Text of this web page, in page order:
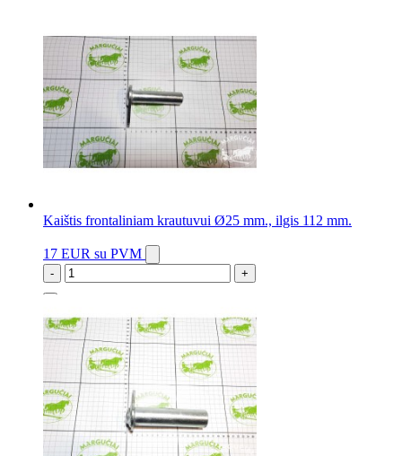
Kaištis frontaliniam krautuvui Ø25 mm., ilgis 112 mm.
17 EUR su PVM
- +